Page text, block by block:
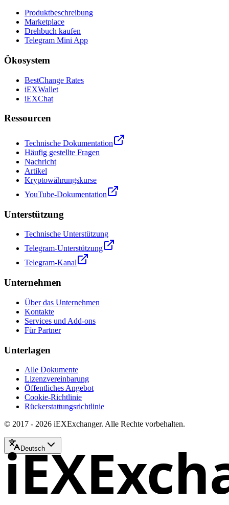
Produktbeschreibung
Marketplace
Drehbuch kaufen
Telegram Mini App
Ökosystem
BestChange Rates
iEXWallet
iEXChat
Ressourcen
Technische Dokumentation
Häufig gestellte Fragen
Nachricht
Artikel
Kryptowährungskurse
YouTube-Dokumentation
Unterstützung
Technische Unterstützung
Telegram-Unterstützung
Telegram-Kanal
Unternehmen
Über das Unternehmen
Kontakte
Services und Add-ons
Für Partner
Unterlagen
Alle Dokumente
Lizenzvereinbarung
Öffentliches Angebot
Cookie-Richtlinie
Rückerstattungsrichtlinie
© 2017 - 2026 iEXExchanger. Alle Rechte vorbehalten.
Deutsch